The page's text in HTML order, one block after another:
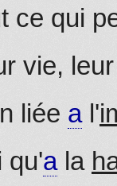
ce qui
vie,
liée al'
qu'ala